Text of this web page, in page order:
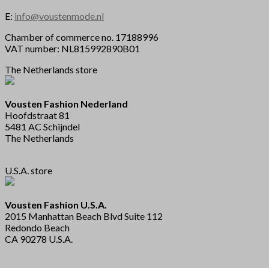
E: info@voustenmode.nl
Chamber of commerce no. 17188996
VAT number: NL815992890B01
The Netherlands store
Vousten Fashion Nederland
Hoofdstraat 81
5481 AC Schijndel
The Netherlands
U.S.A. store
Vousten Fashion U.S.A.
2015 Manhattan Beach Blvd Suite 112
Redondo Beach
CA 90278 U.S.A.